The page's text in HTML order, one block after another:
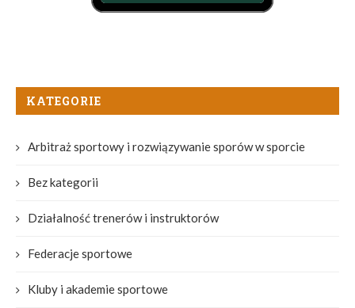
KATEGORIE
Arbitraż sportowy i rozwiązywanie sporów w sporcie
Bez kategorii
Działalność trenerów i instruktorów
Federacje sportowe
Kluby i akademie sportowe